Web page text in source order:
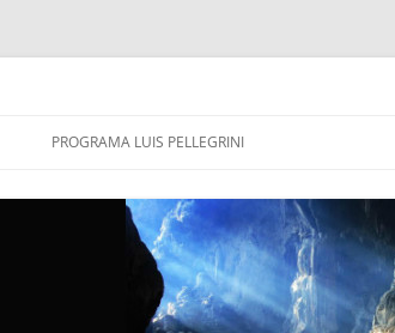
PROGRAMA LUIS PELLEGRINI